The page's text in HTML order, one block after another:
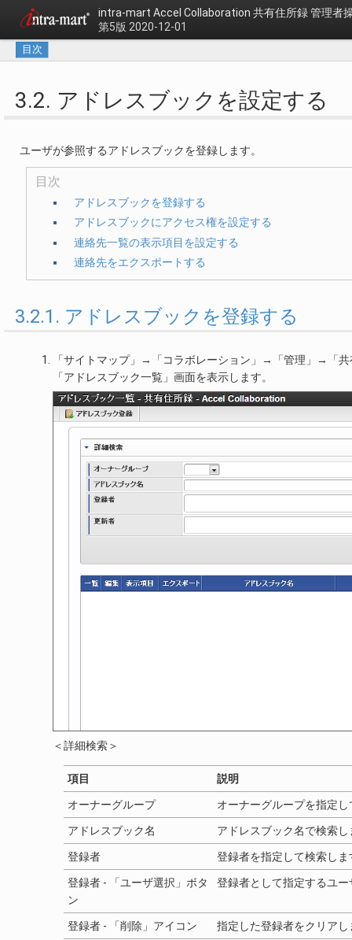
intra-mart Accel Collaboration 共有住所録 管理者
第5版 2020-12-01
目次
3.2. アドレスブックを設定する
ユーザが参照するアドレスブックを登録します。
目次
アドレスブックを登録する
アドレスブックにアクセス権を設定する
連絡先一覧の表示項目を設定する
連絡先をエクスポートする
3.2.1. アドレスブックを登録する
「サイトマップ」→「コラボレーション」→「管理」→「
「アドレスブック一覧」画面を表示します。
＜詳細検索＞
項目 説明
オーナーグループ オーナーグループを指定
アドレスブック名 アドレスブック名で検索し
登録者 登録者を指定して検索しま
登録者 - 「ユーザ選択」ボタ
ン
登録者として指定するユ
登録者 - 「削除」アイコン 指定した登録者をクリアし